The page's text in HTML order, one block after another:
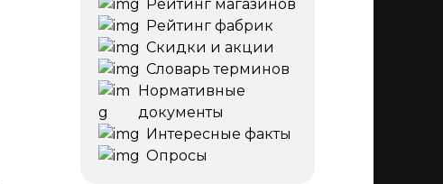
Рейтинг магазинов
Рейтинг фабрик
Скидки и акции
Словарь терминов
Нормативные
документы
Интересные факты
Опросы